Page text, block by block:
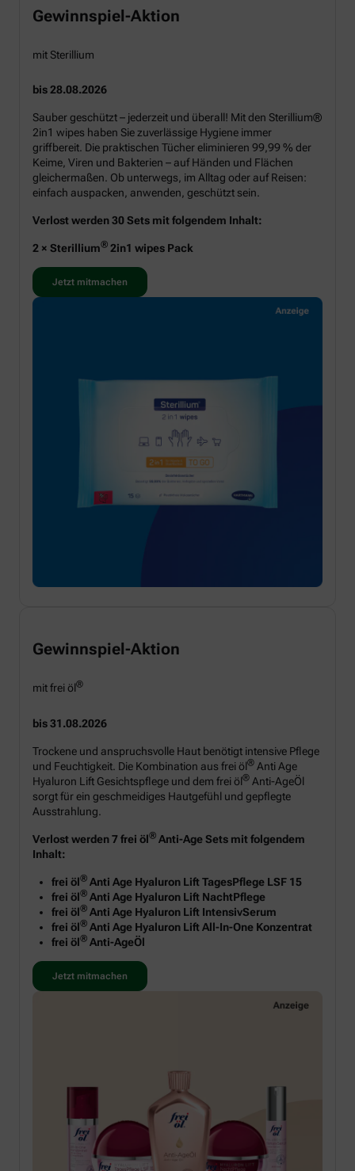
Gewinnspiel-Aktion
mit Sterillium
bis 28.08.2026
Sauber geschützt – jederzeit und überall! Mit den Sterillium®
2in1 wipes haben Sie zuverlässige Hygiene immer
griffbereit. Die praktischen Tücher eliminieren 99,99 % der
Keime, Viren und Bakterien – auf Händen und Flächen
gleichermaßen. Ob unterwegs, im Alltag oder auf Reisen:
einfach auspacken, anwenden, geschützt sein.
Verlost werden 30 Sets mit folgendem Inhalt:
2 × Sterillium® 2in1 wipes Pack
Jetzt mitmachen
Gewinnspiel-Aktion
mit frei öl®
bis 31.08.2026
Trockene und anspruchsvolle Haut benötigt intensive Pflege
und Feuchtigkeit. Die Kombination aus frei öl® Anti Age
Hyaluron Lift Gesichtspflege und dem frei öl® Anti-AgeÖl
sorgt für ein geschmeidiges Hautgefühl und gepflegte
Ausstrahlung.
Verlost werden 7 frei öl® Anti-Age Sets mit folgendem
Inhalt:
frei öl® Anti Age Hyaluron Lift TagesPflege LSF 15
frei öl® Anti Age Hyaluron Lift NachtPflege
frei öl® Anti Age Hyaluron Lift IntensivSerum
frei öl® Anti Age Hyaluron Lift All-In-One Konzentrat
frei öl® Anti-AgeÖl
Jetzt mitmachen